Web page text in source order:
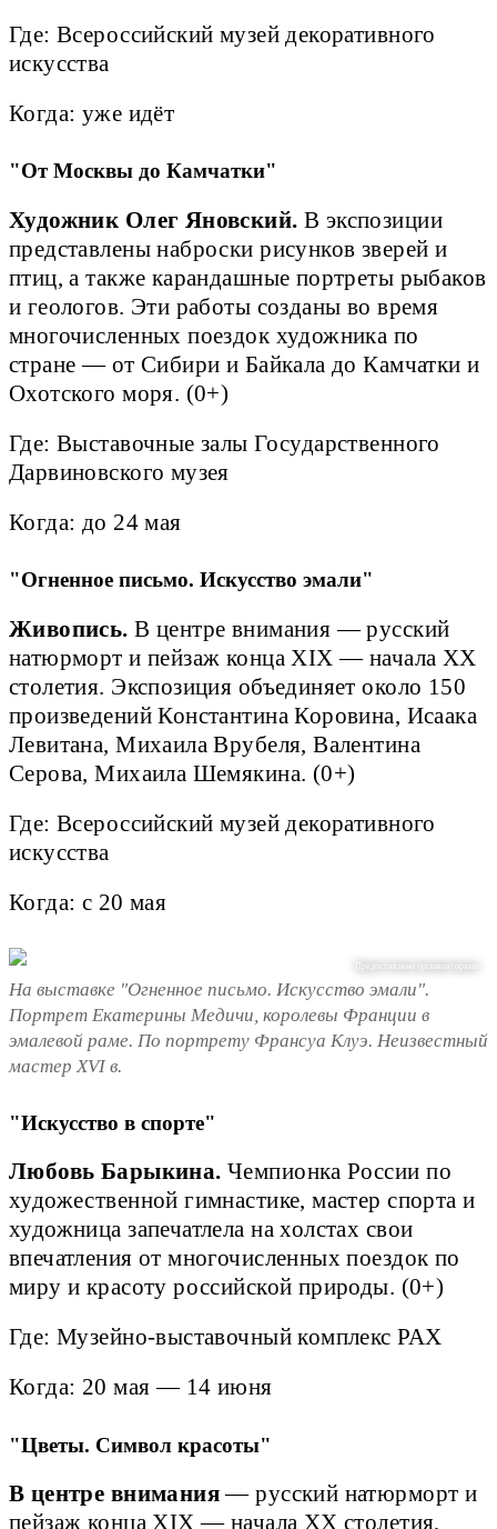
Где: Всероссийский музей декоративного
искусства
Когда: уже идёт
"От Москвы до Камчатки"
Художник Олег Яновский. В экспозиции
представлены наброски рисунков зверей и
птиц, а также карандашные портреты рыбаков
и геологов. Эти работы созданы во время
многочисленных поездок художника по
стране — от Сибири и Байкала до Камчатки и
Охотского моря. (0+)
Где: Выставочные залы Государственного
Дарвиновского музея
Когда: до 24 мая
"Огненное письмо. Искусство эмали"
Живопись. В центре внимания — русский
натюрморт и пейзаж конца XIX — начала XX
столетия. Экспозиция объединяет около 150
произведений Константина Коровина, Исаака
Левитана, Михаила Врубеля, Валентина
Серова, Михаила Шемякина. (0+)
Где: Всероссийский музей декоративного
искусства
Когда: с 20 мая
Предоставлено организаторами
На выставке "Огненное письмо. Искусство эмали".
Портрет Екатерины Медичи, королевы Франции в
эмалевой раме. По портрету Франсуа Клуэ. Неизвестный
мастер XVI в.
"Искусство в спорте"
Любовь Барыкина. Чемпионка России по
художественной гимнастике, мастер спорта и
художница запечатлела на холстах свои
впечатления от многочисленных поездок по
миру и красоту российской природы. (0+)
Где: Музейно-выставочный комплекс РАХ
Когда: 20 мая — 14 июня
"Цветы. Символ красоты"
В центре внимания— русский натюрморт и
пейзаж конца XIX — начала XX столетия,